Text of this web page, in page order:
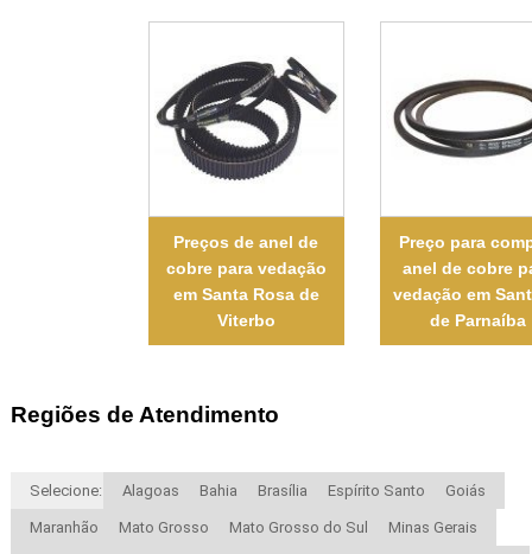
Preços de anel de
cobre para vedação
em Santa Rosa de
Viterbo
Preço para
anel de cobre
vedação em
de Parnaíba
Regiões de Atendimento
Selecione: Alagoas Bahia Brasília Espírito Santo Goiás
Maranhão Mato Grosso Mato Grosso do Sul Minas Gerais